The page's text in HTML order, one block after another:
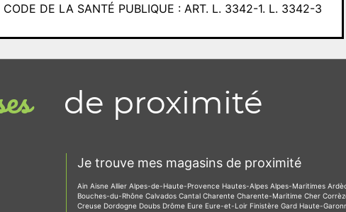
CODE DE LA SANTÉ PUBLIQUE : ART. L. 3342-1. L. 3342-3
de proximité
Je trouve mes magasins de proximité
Ain Aisne Allier Alpes-de-Haute-Provence Hautes-Alpes Alpes-Maritimes
Bouches-du-Rhône Calvados Cantal Charente Charente-Maritime Cher
Creuse Dordogne Doubs Drôme Eure Eure-et-Loir Finistère Gard Haute-